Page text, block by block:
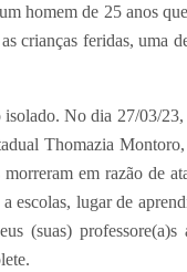
homem de 25 anos
crianças feridas, uma
No dia 27/03/
Thomazia
em razão de
escolas, lugar de
(suas)